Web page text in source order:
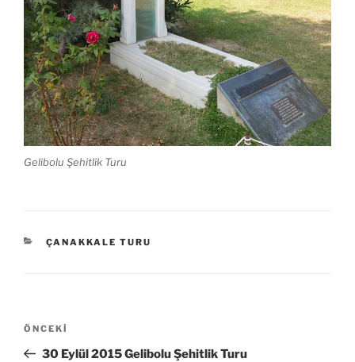
Gelibolu Şehitlik Turu
KATEGORILER
ÇANAKKALE TURU
Yazı
Önceki
Yazı
ÖNCEKI
30 Eylül 2015 Gelibolu Şehitlik Turu